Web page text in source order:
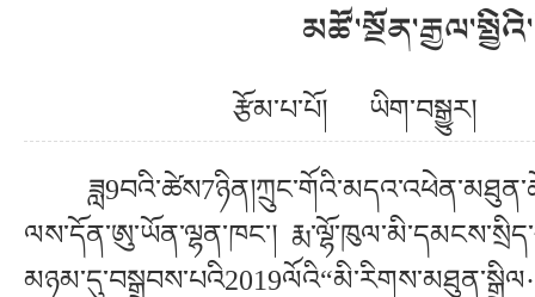
རྩོམ་པ་པོ། ཡིག་བསྒྱུར།
ལས་དོན་ཨུ་ཡོན་ལྷན་ཁང་།